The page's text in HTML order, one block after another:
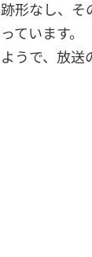
形なし、
ています。
うで、放送